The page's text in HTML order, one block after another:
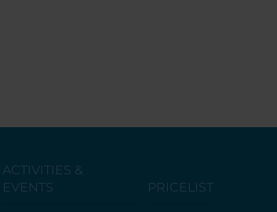
ACTIVITIES &
EVENTS
PRICELIST